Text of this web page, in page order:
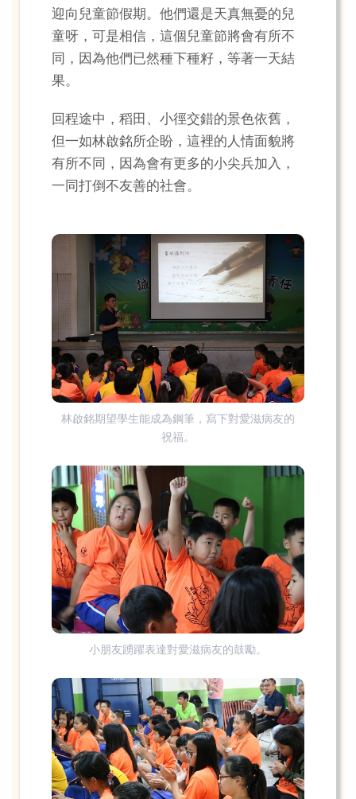
迎向兒童節假期。他們還是天真無憂的兒
童呀，可是相信，這個兒童節將會有所不
同，因為他們已然種下種籽，等著一天結
果。
回程途中，稻田、小徑交錯的景色依舊，
但一如林啟銘所企盼，這裡的人情面貌將
有所不同，因為會有更多的小尖兵加入，
一同打倒不友善的社會。
林啟銘期望學生能成為鋼筆，寫下對愛滋病友的
祝福。
小朋友踴躍表達對愛滋病友的鼓勵。